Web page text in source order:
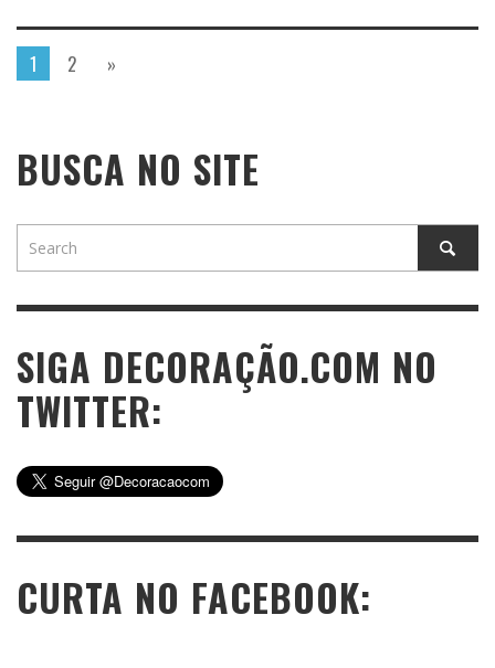
1 2 »
BUSCA NO SITE
SIGA DECORAÇÃO.COM NO
TWITTER:
CURTA NO FACEBOOK: